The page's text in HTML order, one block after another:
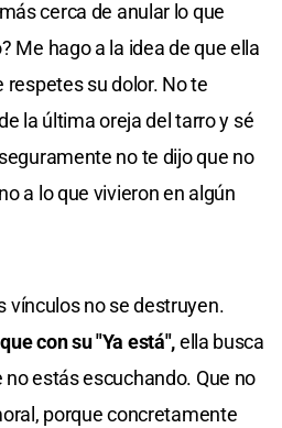
cerca de anular lo que
Me hago a la idea de que ella
su dolor. No te
la última oreja del tarro y sé
no te dijo que no
a lo que vivieron en algún
vínculos no se destruyen.
con su "Ya está",ella busca
estás escuchando. Que no
porque concretamente